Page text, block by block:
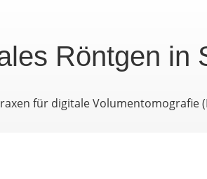
Röntgen in
für digitale Volumentomografie